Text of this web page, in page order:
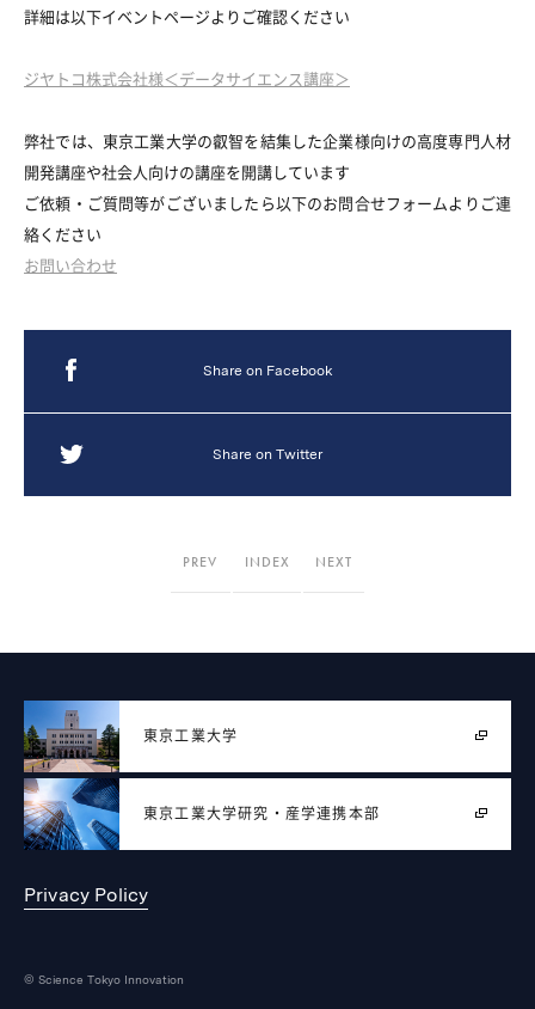
詳細は以下イベントページよりご確認ください
ジヤトコ株式会社様＜データサイエンス講座＞
弊社では、東京工業大学の叡智を結集した企業様向けの高度専門人材
開発講座や社会人向けの講座を開講しています
ご依頼・ご質問等がございましたら以下のお問合せフォームよりご連
絡ください
お問い合わせ
Share on Facebook
Share on Twitter
PREV INDEX NEXT
東京工業大学
東京工業大学研究・産学連携本部
Privacy Policy
© Science Tokyo Innovation